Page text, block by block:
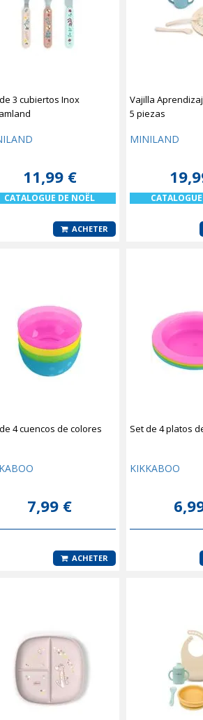
3 cubiertos Inox
11,99 €
CATALOGUE DE NOËL
ACHETER
Vajilla
5 piezas
MINILAND
4 cuencos de colores
7,99 €
ACHETER
Set de 4 platos
KIKKABOO